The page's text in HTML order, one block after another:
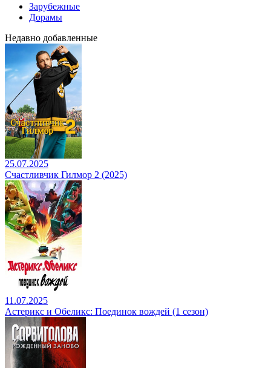
Зарубежные
Дорамы
Недавно добавленные
25.07.2025
Счастливчик Гилмор 2 (2025)
11.07.2025
Астерикс и Обеликс: Поединок вождей (1 сезон)